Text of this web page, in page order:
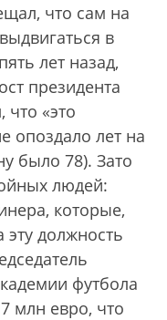
что сам на
в
лет назад,
президента
что «это
опоздало лет на
было 78). Зато
людей:
которые,
должность
футбола
млн евро, что